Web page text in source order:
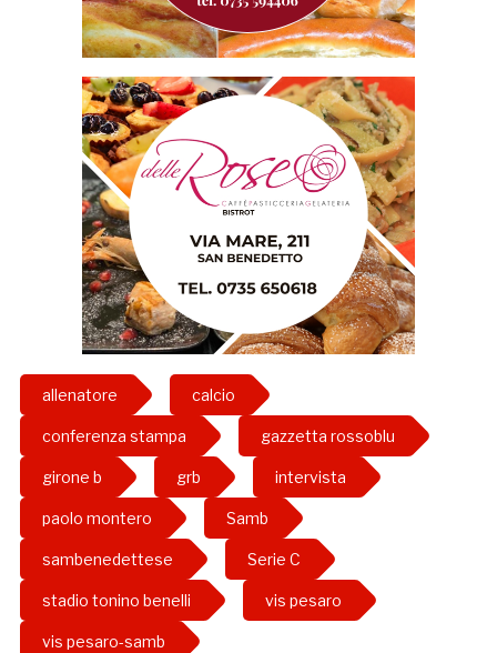
allenatore calcio
conferenza stampa gazzetta rossoblu
girone b grb intervista
paolo montero Samb
sambenedettese Serie C
stadio tonino benelli vis pesaro
vis pesaro-samb